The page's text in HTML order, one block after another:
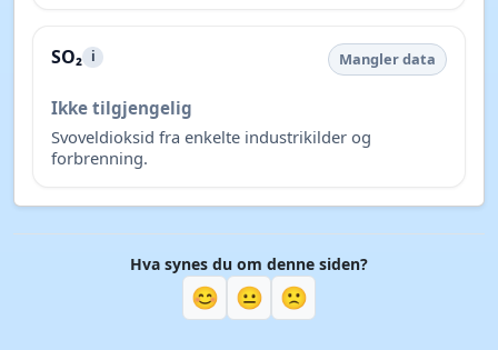
SO₂ i Mangler data
Ikke tilgjengelig
Svoveldioksid fra enkelte industrikilder og
forbrenning.
Hva synes du om denne siden?
😊 😐 🙁